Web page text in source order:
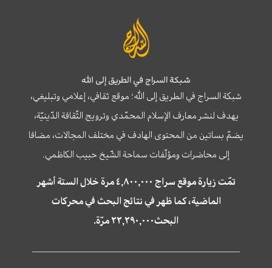
شبكة السراج في الطريق إلى الله
شبكة السراج في الطريق إلى الله؛ موقع ثقافي، إعلامي وتبليغي،
يهدف لنشر معارف الإسلام المحمّدي وترويج الثّقافة الدّينيّة،
يضمّ بساتين من المحتوى الهادف في مختلف المجالات، مضافا
إلى محاضرات ومؤلّفات سماحة الشّيخ حبيب الكاظمي.
تمّت زيارة موقع سراج ٤,٨٠٠,٠٠٠ مرة خلال الستة أشهر
الماضية، كما ظهر في نتائج البحث في محركات
البحث٢٢,٢٩٠,٠٠٠ مرّة.